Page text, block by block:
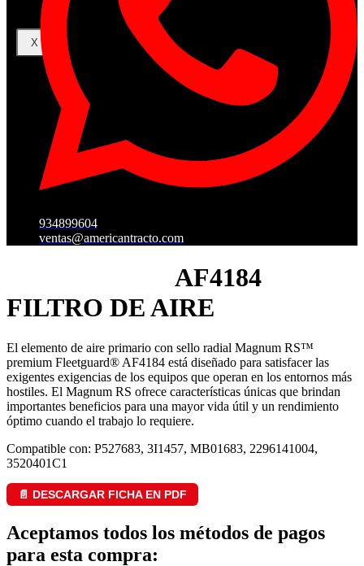
X
934899604
ventas@americantracto.com
AF4184
FILTRO DE AIRE
El elemento de aire primario con sello radial Magnum RS™
premium Fleetguard® AF4184 está diseñado para satisfacer las
exigentes exigencias de los equipos que operan en los entornos más
hostiles. El Magnum RS ofrece características únicas que brindan
importantes beneficios para una mayor vida útil y un rendimiento
óptimo cuando el trabajo lo requiere.
Compatible con: P527683, 3I1457, MB01683, 2296141004,
3520401C1
📄 DESCARGAR FICHA EN PDF
Aceptamos todos los métodos de pagos
para esta compra: